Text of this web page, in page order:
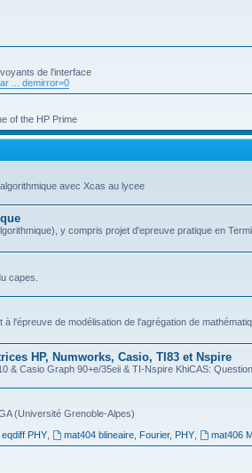
de l'interface
... demirror=0
of the HP Prime
avec Xcas au lycee
y compris projet d'epreuve pratique en
capes.
l'épreuve de modélisation de l'agrégation de
HP, Numworks, Casio, TI83 et Nspire
& Casio Graph 90+e/35eii & TI-Nspire KhiCAS:
(Université Grenoble-Alpes)
PHY, mat404 blineaire, Fourier, PHY, mat406